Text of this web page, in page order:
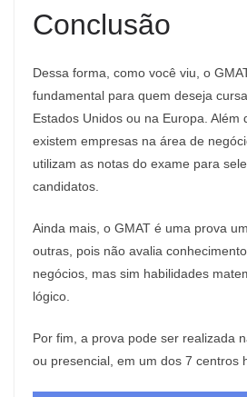
Conclusão
Dessa forma, como você viu, o
fundamental para quem deseja
Estados Unidos ou na Europa. Além
existem empresas na área de
utilizam as notas do exame para
candidatos.
Ainda mais, o GMAT é uma prova
outras, pois não avalia
negócios, mas sim habilidades
lógico.
Por fim, a prova pode ser realizada
ou presencial, em um dos 7 centros